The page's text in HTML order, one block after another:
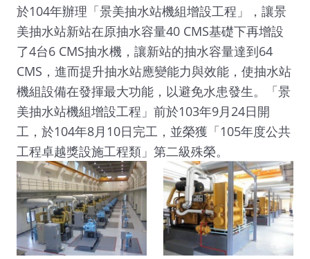
於104年辦理「景美抽水站機組增設工程」，讓景
美抽水站新站在原抽水容量40 CMS基礎下再增設
了4台6 CMS抽水機，讓新站的抽水容量達到64
CMS，進而提升抽水站應變能力與效能，使抽水站
機組設備在發揮最大功能，以避免水患發生。「景
美抽水站機組增設工程」前於103年9月24日開
工，於104年8月10日完工，並榮獲「105年度公共
工程卓越獎設施工程類」第二級殊榮。